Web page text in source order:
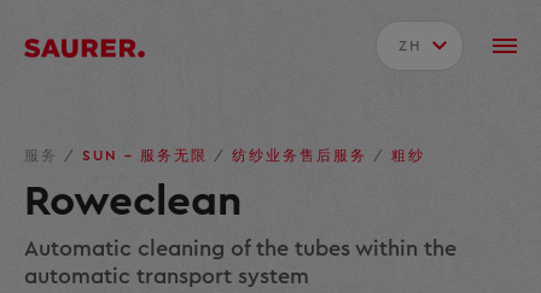
ZH
服务 / SUN – 服务无限 / 纺纱业务售后服务 / 粗纱
Roweclean
Automatic cleaning of the tubes within the
automatic transport system